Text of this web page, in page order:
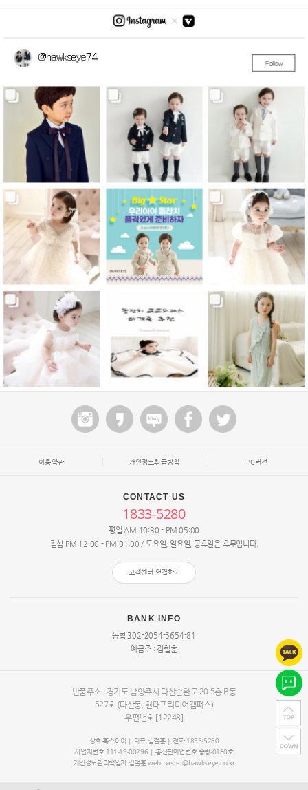
이용약관 개인정보취급방침 PC버전
CONTACT US
1833-5280
평일 AM 10:30 - PM 05:00
점심 PM 12:00 - PM 01:00 / 토요일, 일요일, 공휴일은 휴무입니다.
고객센터 연결하기
BANK INFO
농협 302-2054-5654-81
예금주 : 김철훈
반품주소 : 경기도 남양주시 다산순환로 20 5층 B동
527호(다산동, 현대프리미어캠퍼스)
우편번호 [12248]
상호 혹스아이 | 대표 김철훈| 전화 1833-5280
사업자번호 111-19-00296 | 통신판매업번호 중랑-0180호
개인정보관리책임자 김철훈webmaster@hawkseye.co.kr